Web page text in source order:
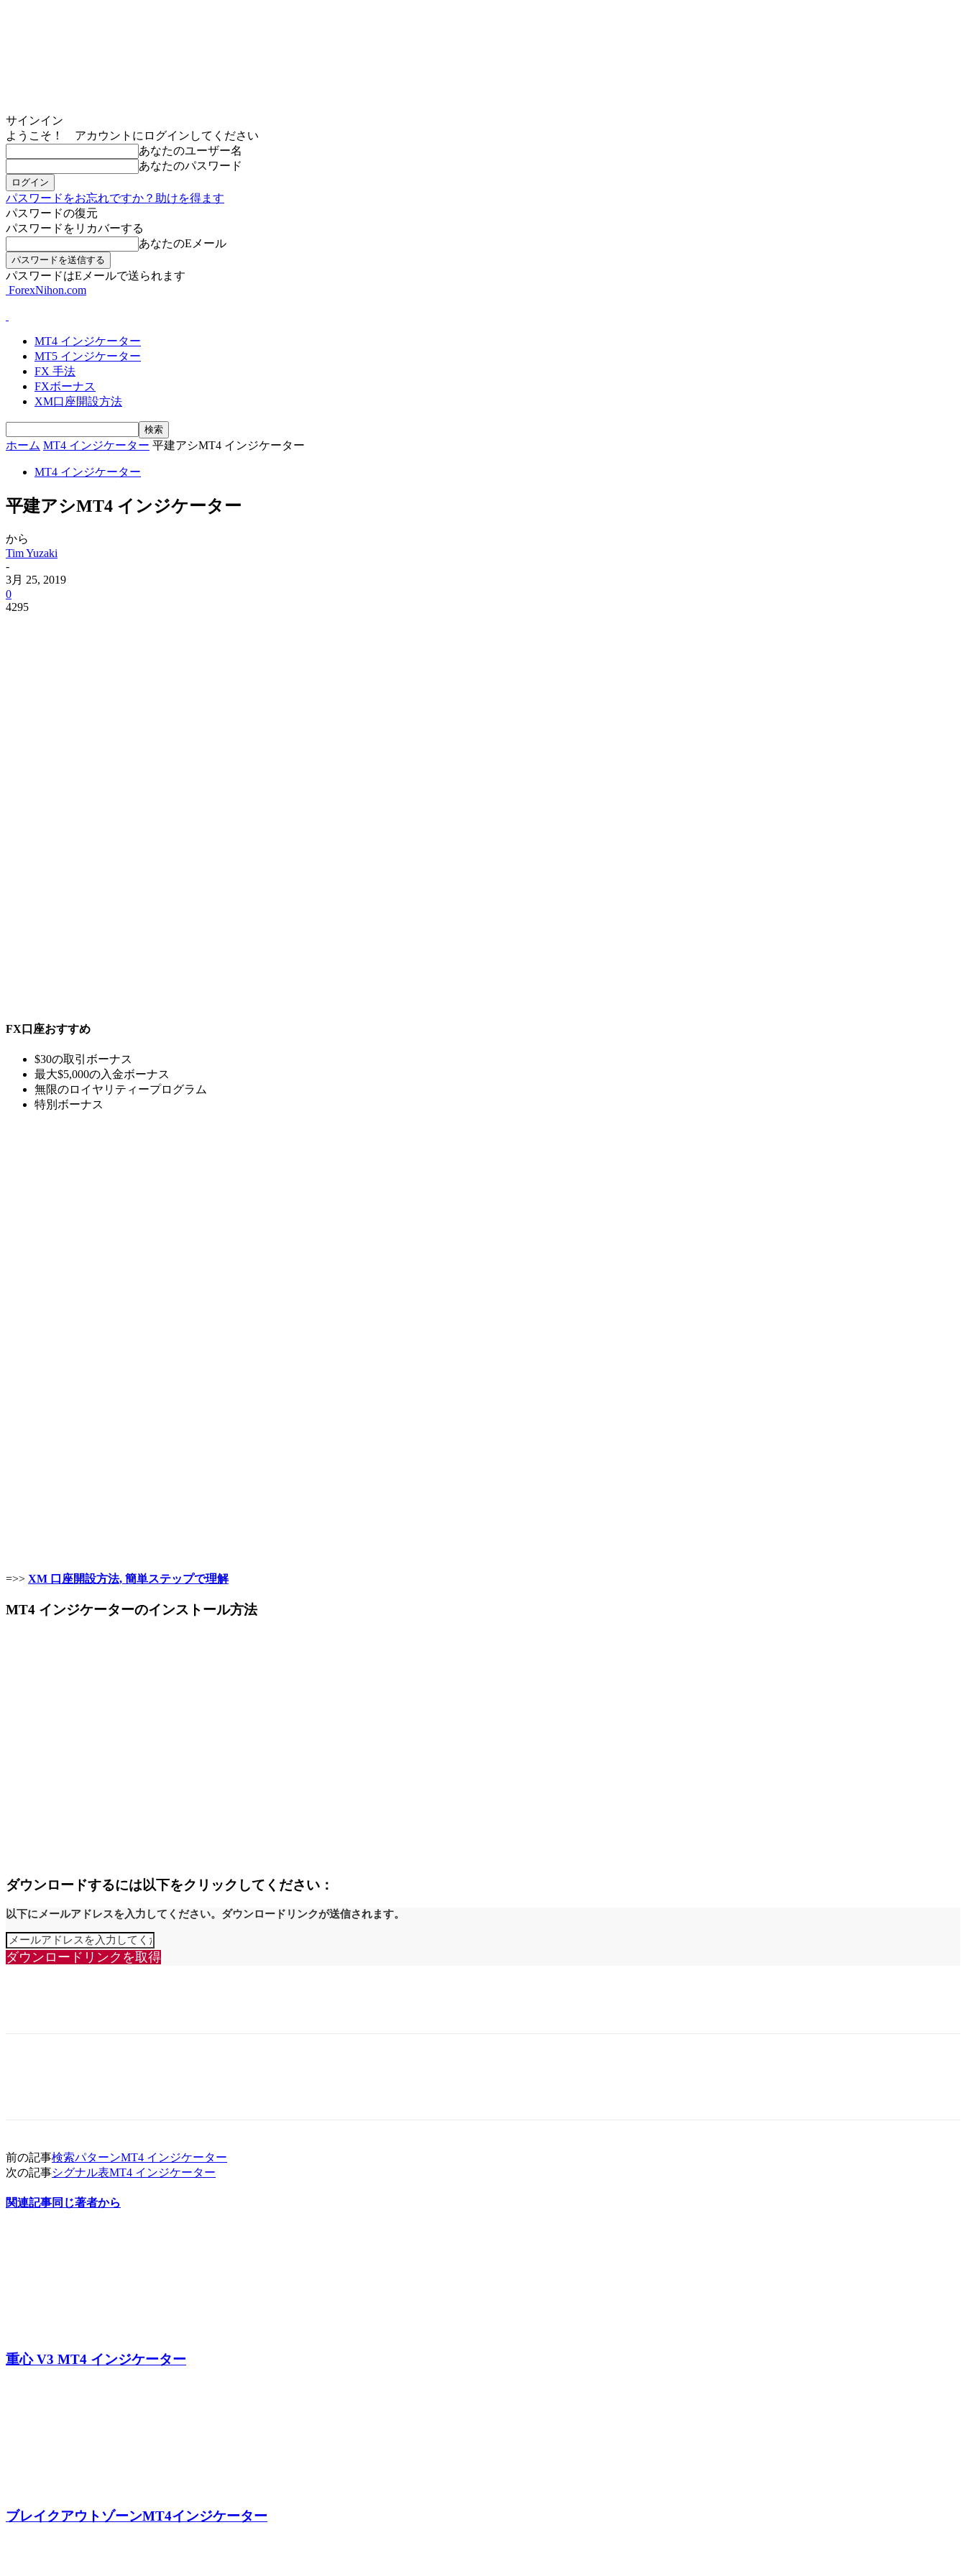
サインイン
ようこそ！ アカウントにログインしてください
あなたのユーザー名
あなたのパスワード
パスワードをお忘れですか？助けを得ます
パスワードの復元
パスワードをリカバーする
あなたのEメール
パスワードはEメールで送られます
ForexNihon.com
MT4 インジケーター
MT5 インジケーター
FX 手法
FXボーナス
XM口座開設方法
ホーム MT4 インジケーター 平建アシMT4 インジケーター
MT4 インジケーター
平建アシMT4 インジケーター
から
Tim Yuzaki
-
3月 25, 2019
0
4295
FX 口座おすすめ
$30の取引ボーナス
最大$5,000の入金ボーナス
無限のロイヤリティープログラム
特別ボーナス
=>> XM 口座開設方法, 簡単ステップで理解
MT4 インジケーターのインストール方法
ダウンロードするには以下をクリックしてください：
以下にメールアドレスを入力してください。ダウンロードリンクが送信されます。
ダウンロードリンクを取得
前の記事検索パターンMT4 インジケーター
次の記事シグナル表MT4 インジケーター
関連記事同じ著者から
重心 V3 MT4 インジケーター
ブレイクアウトゾーンMT4インジケーター